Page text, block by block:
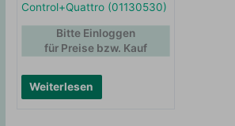
Control+Quattro (01130530)
Weiterlesen
Bitte Einloggen
für Preise bzw. Kauf